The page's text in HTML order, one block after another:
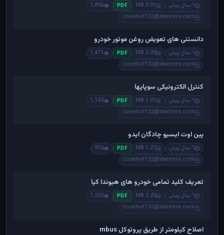
1 سال پیش 5.01 MB
PDF
1,896
cosehof132@dwriters.com
دانستنی های تعویض روغن موتور خودرو
1 سال پیش 2.09 MB
PDF
1,471
cosehof132@dwriters.com
کنترل الکترونیکی سوپاپها
1 سال پیش 1.01 MB
PDF
1,143
cosehof132@dwriters.com
پین اوت ایسیو چادگان ایدو
1 سال پیش 1.27 MB
PDF
916
cosehof132@dwriters.com
تعریف کلید تمامی خودرو های هیوندا کیا
1 سال پیش 2.25 MB
PDF
1,335
cosehof132@dwriters.com
اصلاح کیلومتر از طریق پروتوکل mbus